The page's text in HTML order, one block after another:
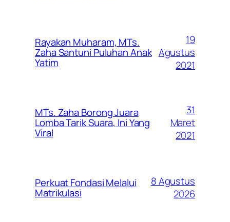
Rayakan Muharam, MTs.
Zaha Santuni Puluhan Anak
Yatim
19
Agustus
2021
MTs. Zaha Borong Juara
Lomba Tarik Suara, Ini Yang
Viral
31
Maret
2021
Perkuat Fondasi Melalui
Matrikulasi
8 Agustus
2026